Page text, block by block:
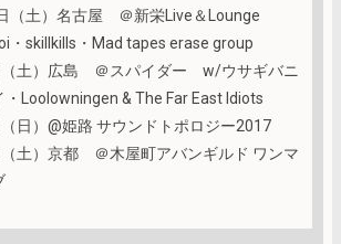
（土）名古屋 ＠新栄Live＆Lounge
・skillkills・Mad tapes erase group
（土）広島 ＠スパイダー w/ウサギバニ
・Loolowningen & The Far East Idiots
日）@姫路 サウンドトポロジー2017
土）京都 ＠木屋町アバンギルド ワンマ